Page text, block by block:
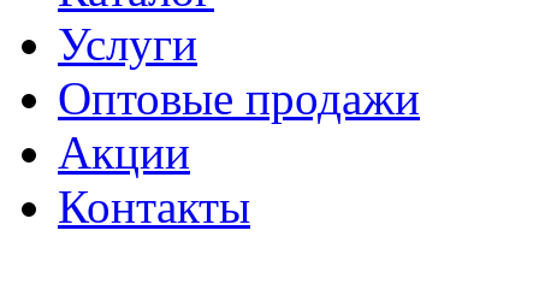
Услуги
Оптовые продажи
Акции
Контакты